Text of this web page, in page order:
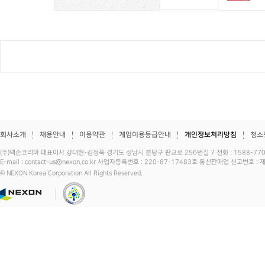
회사소개 채용안내 이용약관 게임이용등급안내 개인정보처리방침 청소
(주)넥슨코리아 대표이사 강대현·김정욱 경기도 성남시 분당구 판교로 256번길 7 전화 :
E-mail : contact-us@nexon.co.kr 사업자등록번호 : 220-87-17483호 통신판매업 신고번호 :
© NEXON Korea Corporation All Rights Reserved.